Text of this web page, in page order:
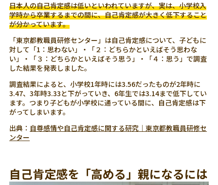
日本人の自己肯定感は低いといわれていますが、実は、小学校入
学時から卒業するまでの間に、自己肯定感が大きく低下すること
が分かっています。
「東京都教職員研修センター」は自己肯定感について、子どもに
対して「1：思わない」・「２：どちらかといえばそう思わな
い」・「３：どちらかといえばそう思う」・「４：思う」で調査
した結果を発表しました。
調査結果によると、小学校1年時には3.56だったものが2年時に
3.47、3年時3.33と下がっていき、6年生では3.14まで低下してい
ます。つまり子どもが小学校に通っている間に、自己肯定感は下
がってしまいます。
出典： 自尊感情や自己肯定感に関する研究｜東京都教職員研修セ
ンター
自己肯定感を「高める」親になるには